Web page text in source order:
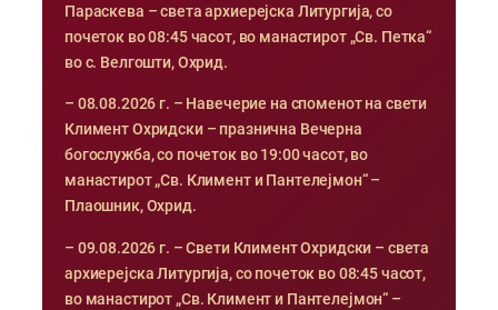
Параскева – света архиерејска Литургија, со
почеток во 08:45 часот, во манастирот „Св. Петка“
во с. Велгошти, Охрид.
– 08.08.2026 г. – Навечерие на споменот на свети
Климент Охридски – празнична Вечерна
богослужба, со почеток во 19:00 часот, во
манастирот „Св. Климент и Пантелејмон“ –
Плаошник, Охрид.
– 09.08.2026 г. – Свети Климент Охридски – света
архиерејска Литургија, со почеток во 08:45 часот,
во манастирот „Св. Климент и Пантелејмон“ –